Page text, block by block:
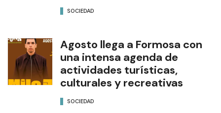
SOCIEDAD
Agosto llega a Formosa con
una intensa agenda de
actividades turísticas,
culturales y recreativas
SOCIEDAD